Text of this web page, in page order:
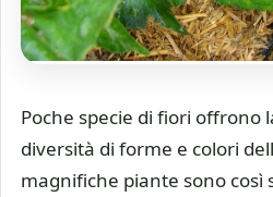
Poche specie di fiori offrono
diversità di forme e colori
magnifiche piante sono così